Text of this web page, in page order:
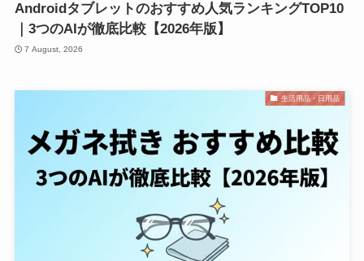
Androidタブレットのおすすめ人気ランキングTOP10
｜3つのAIが徹底比較【2026年版】
7 August, 2026
生活用品・日用品